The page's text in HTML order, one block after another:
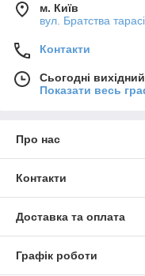
м. Київ
вул. Братства
Контакти
Сьогодні вихідний
Показати весь
Про нас
Контакти
Доставка та оплата
Графік роботи